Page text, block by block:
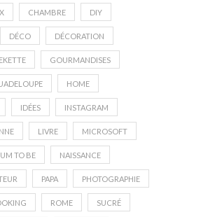
CHAMBRE DIY
DÉCO DÉCORATION
GOURMANDISES
HOME
IDÉES INSTAGRAM
LIVRE MICROSOFT
TO BE NAISSANCE
PAPA PHOTOGRAPHIE
ROME SUCRÉ